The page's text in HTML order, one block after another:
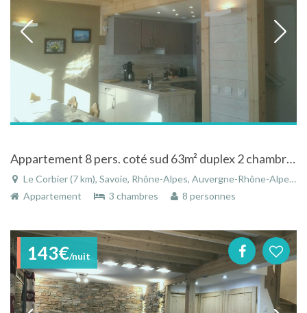
Appartement 8 pers. coté sud 63m² duplex 2 chambres+mezzanine, 2 Sdbains, 2 WC
Le Corbier (7 km), Savoie, Rhône-Alpes, Auvergne-Rhône-Alpes, France
Appartement
3 chambres 8 personnes
143€/nuit